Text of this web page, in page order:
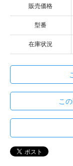
販売価格
型番
在庫状況
こ